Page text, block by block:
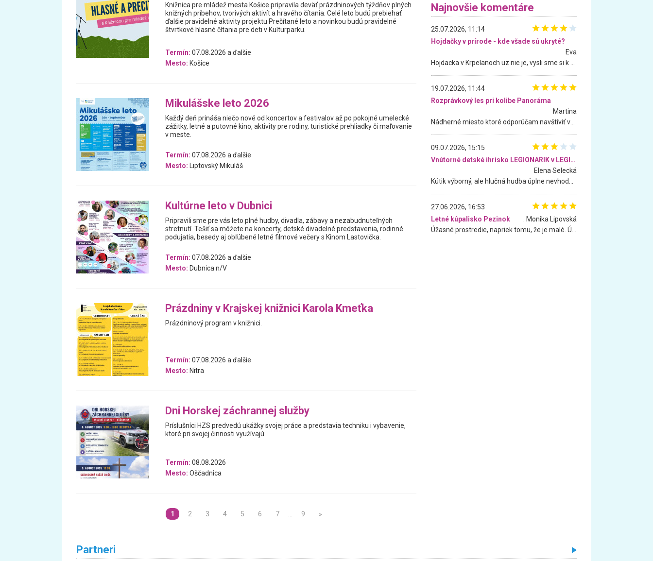
Knižnica pre mládež mesta Košice pripravila deväť prázdninových týždňov plných
knižných príbehov, tvorivých aktivít a hravého čítania. Celé leto budú prebiehať
ďalšie pravidelné aktivity projektu Prečítané leto a novinkou budú pravidelné
štvrtkové hlasné čítania pre deti v Kulturparku.
Termín: 07.08.2026 a ďalšie
Mesto: Košice
Mikulášske leto 2026
Každý deň prináša niečo nové od koncertov a festivalov až po pokojné umelecké
zážitky, letné a putovné kino, aktivity pre rodiny, turistické prehliadky či maľovanie
v meste.
Termín: 07.08.2026 a ďalšie
Mesto: Liptovský Mikuláš
Kultúrne leto v Dubnici
Pripravili sme pre vás leto plné hudby, divadla, zábavy a nezabudnuteľných
stretnutí. Tešiť sa môžete na koncerty, detské divadelné predstavenia, rodinné
podujatia, besedy aj obľúbené letné filmové večery s Kinom Lastovička.
Termín: 07.08.2026 a ďalšie
Mesto: Dubnica n/V
Prázdniny v Krajskej knižnici Karola Kmeťka
Prázdninový program v knižnici.
Termín: 07.08.2026 a ďalšie
Mesto: Nitra
Dni Horskej záchrannej služby
Príslušníci HZS predvedú ukážky svojej práce a predstavia techniku i vybavenie,
ktoré pri svojej činnosti využívajú.
Termín: 08.08.2026
Mesto: Oščadnica
1 2 3 4 5 6 7 9 »
Najnovšie komentáre
25.07.2026, 11:14
Hojdačky v prírode - kde všade sú ukryté?
Eva
19.07.2026, 11:44
Rozprávkový les pri kolibe Panoráma
Martina
09.07.2026, 15:15
Vnútorné detské ihrisko LEGIONARIK v LEGIA Fitness
Elena Selecká
27.06.2026, 16:53
Letné kúpalisko Pezinok
. Monika Lipovská
Partneri